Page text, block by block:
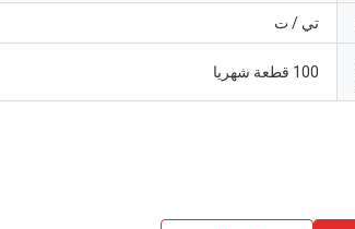
تي / ت
100 قطعة شهريا